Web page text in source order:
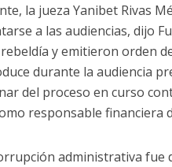
la jueza Yanibet Rivas
a las audiencias, dijo
y emitieron orden
durante la audiencia
del proceso en curso
responsable financiera
administrativa fue